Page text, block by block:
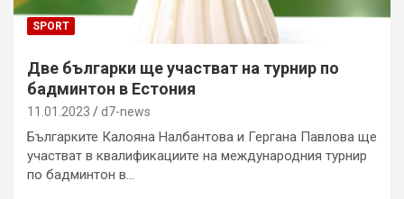
SPORT
Две българки ще участват на турнир по
бадминтон в Естония
11.01.2023 d7-news
Българките Калояна Налбантова и Гергана Павлова ще
участват в квалификациите на международния турнир
по бадминтон в…